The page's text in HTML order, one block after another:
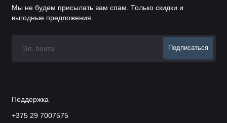
Мы не будем присылать вам спам. Только скидки и
выгодные предложения
Подписаться
Поддержка
+375 29 7007575